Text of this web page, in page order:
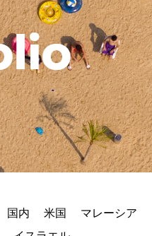
国内 米国 マレーシア